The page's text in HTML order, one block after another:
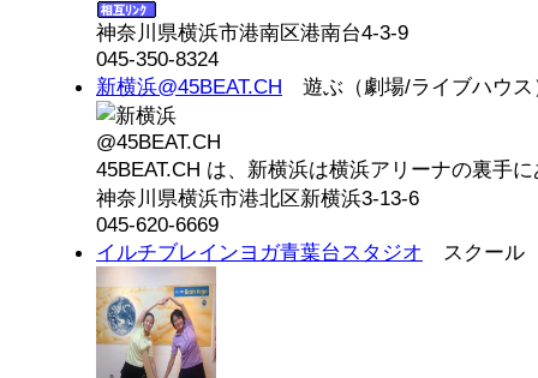
神奈川県横浜市港南区港南台4-3-9
045-350-8324
新横浜@45BEAT.CH 遊ぶ（劇場/ライブハウス
45BEAT.CH は、新横浜は横浜アリーナの裏手
神奈川県横浜市港北区新横浜3-13-6
045-620-6669
イルチブレインヨガ青葉台スタジオ スクール